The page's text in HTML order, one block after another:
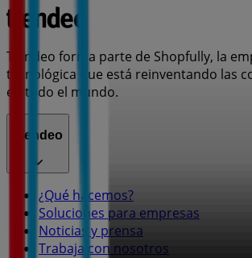
Tiendeo forma parte de Shopfully, la
tecnológica que está reinventando las
en todo el mundo.
Tiendeo
¿Qué hacemos?
Soluciones para empresas
Noticias y prensa
Trabaja con nosotros